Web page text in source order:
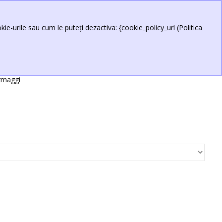
urile sau cum le puteți dezactiva: {cookie_policy_url (Politica